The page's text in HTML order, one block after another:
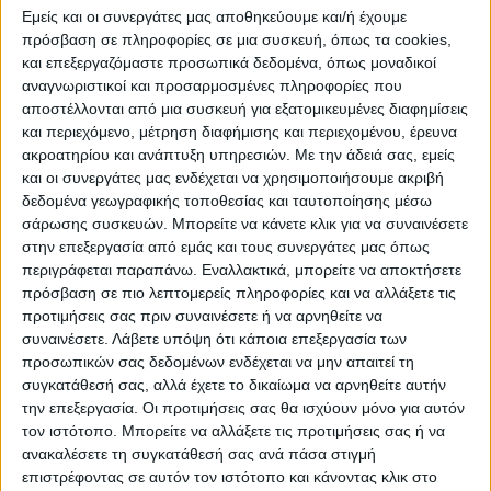
Εμείς και οι συνεργάτες μας αποθηκεύουμε και/ή έχουμε
πρόσβαση σε πληροφορίες σε μια συσκευή, όπως τα cookies,
και επεξεργαζόμαστε προσωπικά δεδομένα, όπως μοναδικοί
αναγνωριστικοί και προσαρμοσμένες πληροφορίες που
αποστέλλονται από μια συσκευή για εξατομικευμένες διαφημίσεις
και περιεχόμενο, μέτρηση διαφήμισης και περιεχομένου, έρευνα
ακροατηρίου και ανάπτυξη υπηρεσιών. Με την άδειά σας, εμείς
και οι συνεργάτες μας ενδέχεται να χρησιμοποιήσουμε ακριβή
δεδομένα γεωγραφικής τοποθεσίας και ταυτοποίησης μέσω
σάρωσης συσκευών. Μπορείτε να κάνετε κλικ για να συναινέσετε
στην επεξεργασία από εμάς και τους συνεργάτες μας όπως
περιγράφεται παραπάνω. Εναλλακτικά, μπορείτε να αποκτήσετε
πρόσβαση σε πιο λεπτομερείς πληροφορίες και να αλλάξετε τις
προτιμήσεις σας πριν συναινέσετε ή να αρνηθείτε να
συναινέσετε. Λάβετε υπόψη ότι κάποια επεξεργασία των
προσωπικών σας δεδομένων ενδέχεται να μην απαιτεί τη
συγκατάθεσή σας, αλλά έχετε το δικαίωμα να αρνηθείτε αυτήν
την επεξεργασία. Οι προτιμήσεις σας θα ισχύουν μόνο για αυτόν
τον ιστότοπο. Μπορείτε να αλλάξετε τις προτιμήσεις σας ή να
ανακαλέσετε τη συγκατάθεσή σας ανά πάσα στιγμή
επιστρέφοντας σε αυτόν τον ιστότοπο και κάνοντας κλικ στο
ΜΕ ΤΙΤΛΟ: «ΔΡΑΣΕΙΣ ΚΑΙ ΜΕΤΡΑ
ΠΟΛΙΤΙΚΗΣ ΠΡΟΣΤΑΣΙΑΣ – ΑΣΦΑΛΕΙΑ»
προϋπολογισμού 6.200,00 €
συμπεριλαμβανομένου Φ.Π.Α. 24%.
Παράλληλα η οικονομική επιτροπή
αποφάσισε:
– Την έγκριση της μελέτης του υποέργου 1
με τίτλο: «ΟΛΟΚΛΗΡΩΜΕΝΟ
ΠΛΗΡΟΦΟΡΙΑΚΟ ΣΥΣΤΗΜΑ ΔΙΑΧΕΙΡΙΣΗΣ
ΕΚΤΑΚΤΩΝ ΑΝΑΓΚΩΝ»
– Την έγκριση της μελέτης του υποέργου 2
με τίτλο: «ΠΡΟΜΗΘΕΙΑ ΜΕΤΕΩΡΟΛΟΓΙΚΩΝ
ΣΤΑΘΜΩΝ».
– Την έγκριση της μελέτης του υποέργου 3